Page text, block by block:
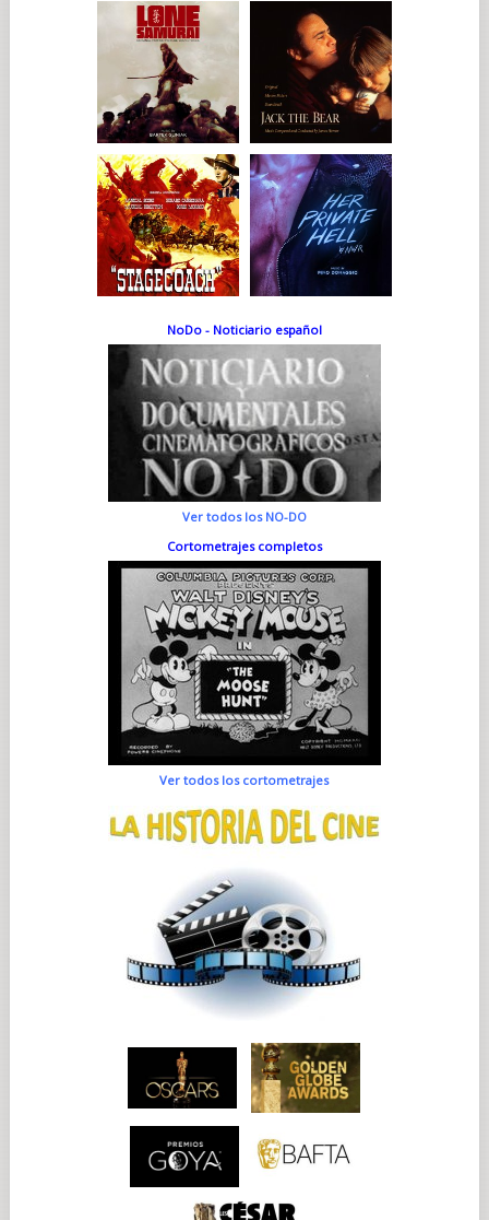
NoDo - Noticiario español
Ver todos los NO-DO
Cortometrajes completos
Ver todos los cortometrajes